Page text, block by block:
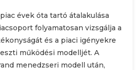
évek óta tartó átalakulása
folyamatosan vizsgálja a
és a piaci igényekre
működési modelljét. A
menedzseri modell után,